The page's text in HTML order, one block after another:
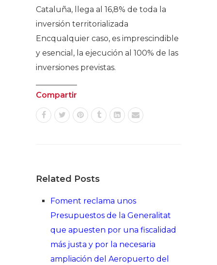
Cataluña, llega al 16,8% de toda la
inversión territorializada
Encqualquier caso, es imprescindible
y esencial, la ejecución al 100% de las
inversiones previstas.
Compartir
Related Posts
Foment reclama unos
Presupuestos de la Generalitat
que apuesten por una fiscalidad
más justa y por la necesaria
ampliación del Aeropuerto del